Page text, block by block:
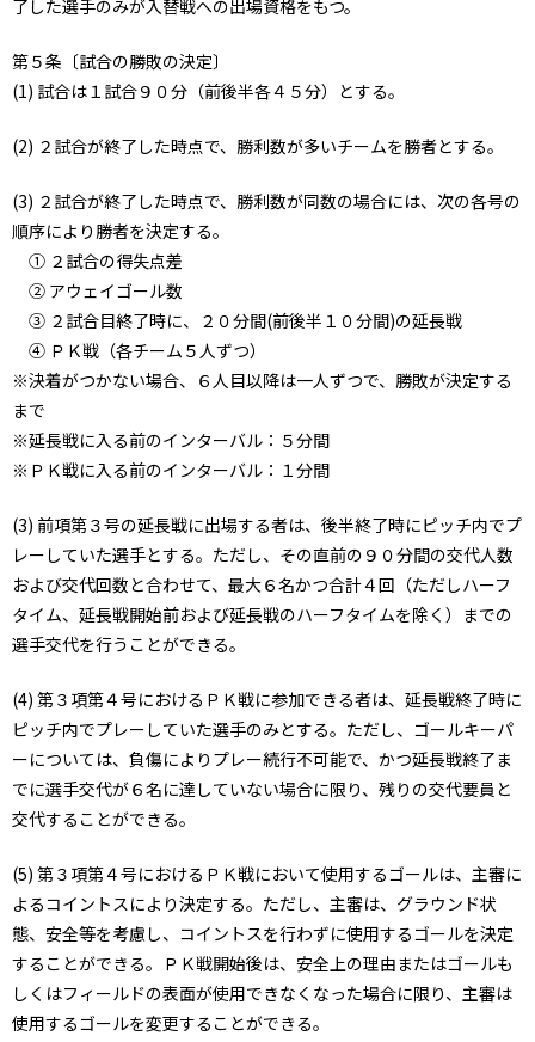
了した選手のみが入替戦への出場資格をもつ。
第５条〔試合の勝敗の決定〕
(1) 試合は１試合９０分（前後半各４５分）とする。
(2) ２試合が終了した時点で、勝利数が多いチームを勝者とする。
(3) ２試合が終了した時点で、勝利数が同数の場合には、次の各号の
順序により勝者を決定する。
① ２試合の得失点差
② アウェイゴール数
③ ２試合目終了時に、２０分間(前後半１０分間)の延長戦
④ ＰＫ戦（各チーム５人ずつ）
※決着がつかない場合、６人目以降は一人ずつで、勝敗が決定する
まで
※延長戦に入る前のインターバル：５分間
※ＰＫ戦に入る前のインターバル：１分間
(3) 前項第３号の延長戦に出場する者は、後半終了時にピッチ内でプ
レーしていた選手とする。ただし、その直前の９０分間の交代人数
および交代回数と合わせて、最大６名かつ合計４回（ただしハーフ
タイム、延長戦開始前および延長戦のハーフタイムを除く）までの
選手交代を行うことができる。
(4) 第３項第４号におけるＰＫ戦に参加できる者は、延長戦終了時に
ピッチ内でプレーしていた選手のみとする。ただし、ゴールキーパ
ーについては、負傷によりプレー続行不可能で、かつ延長戦終了ま
でに選手交代が６名に達していない場合に限り、残りの交代要員と
交代することができる。
(5) 第３項第４号におけるＰＫ戦において使用するゴールは、主審に
よるコイントスにより決定する。ただし、主審は、グラウンド状
態、安全等を考慮し、コイントスを行わずに使用するゴールを決定
することができる。ＰＫ戦開始後は、安全上の理由またはゴールも
しくはフィールドの表面が使用できなくなった場合に限り、主審は
使用するゴールを変更することができる。